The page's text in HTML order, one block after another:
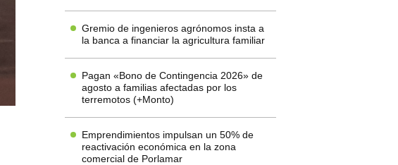
Gremio de ingenieros agrónomos insta a
la banca a financiar la agricultura familiar
Pagan «Bono de Contingencia 2026» de
agosto a familias afectadas por los
terremotos (+Monto)
Emprendimientos impulsan un 50% de
reactivación económica en la zona
comercial de Porlamar